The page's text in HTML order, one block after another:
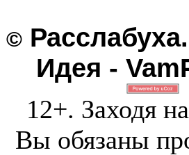
©
Идея -
12+. Заходя
Вы обязаны